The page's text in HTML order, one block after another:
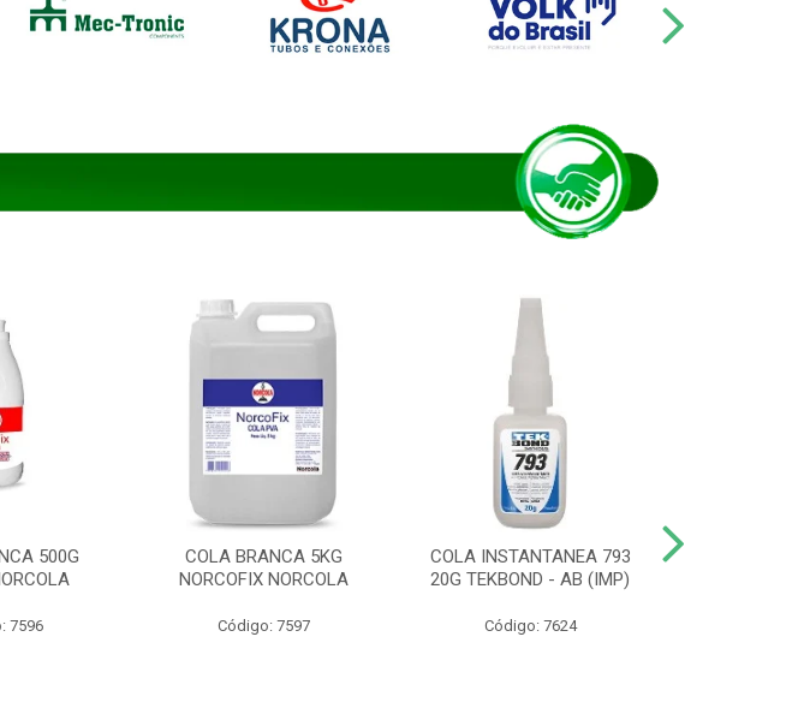
500G
7596
COLA BRANCA 5KG
NORCOFIX NORCOLA
Código: 7597
COLA INSTANTANEA 793
20G TEKBOND - AB (IMP)
Código: 7624